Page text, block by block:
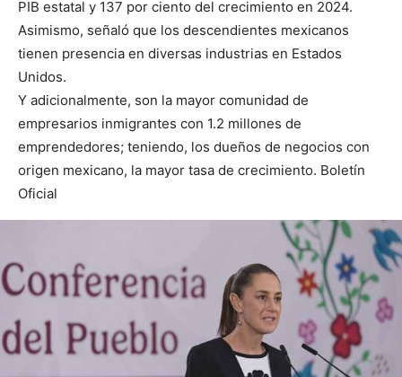
PIB estatal y 137 por ciento del crecimiento en 2024.
Asimismo, señaló que los descendientes mexicanos
tienen presencia en diversas industrias en Estados
Unidos.
Y adicionalmente, son la mayor comunidad de
empresarios inmigrantes con 1.2 millones de
emprendedores; teniendo, los dueños de negocios con
origen mexicano, la mayor tasa de crecimiento. Boletín
Oficial